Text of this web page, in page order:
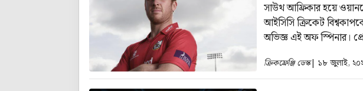
সাউথ আফ্রিকার হয়ে
আইসিসি ক্রিকেট
অভিজ্ঞ এই অফ স্পিনার।
ক্রিকফ্রেঞ্জি ডেস্ক| ১৮ জুলাই,